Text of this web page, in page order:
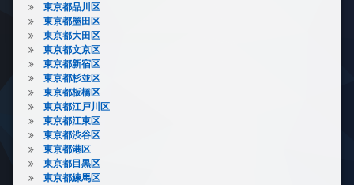
東京都品川区
東京都墨田区
東京都大田区
東京都文京区
東京都新宿区
東京都杉並区
東京都板橋区
東京都江戸川区
東京都江東区
東京都渋谷区
東京都港区
東京都目黒区
東京都練馬区